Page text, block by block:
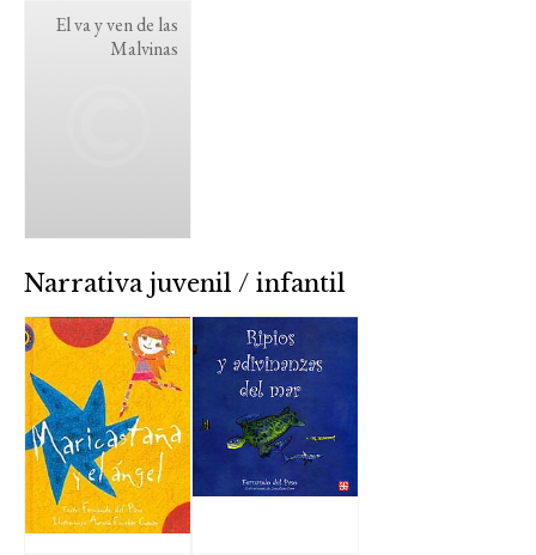
El va y ven de las
Malvinas
Narrativa juvenil / infantil